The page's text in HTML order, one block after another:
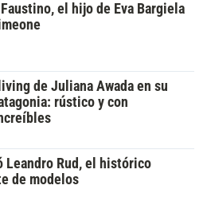
el hijo de Eva Bargiela
de Juliana Awada en su
rústico y con
Leandro Rud, el histórico
de modelos